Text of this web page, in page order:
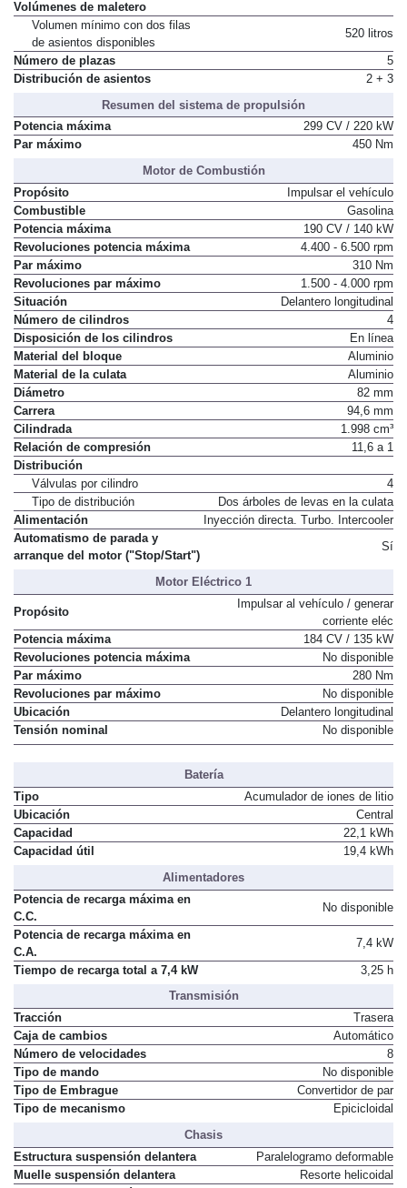
Volúmenes de maletero
Volumen mínimo con dos filas
de asientos disponibles
520 litros
Número de plazas
5
Distribución de asientos
2 + 3
Resumen del sistema de propulsión
Potencia máxima
299 CV / 220 kW
Par máximo
450 Nm
Motor de Combustión
Propósito
Impulsar el vehículo
Combustible
Gasolina
Potencia máxima
190 CV / 140 kW
Revoluciones potencia máxima
4.400 - 6.500 rpm
Par máximo
310 Nm
Revoluciones par máximo
1.500 - 4.000 rpm
Situación
Delantero longitudinal
Número de cilindros
4
Disposición de los cilindros
En línea
Material del bloque
Aluminio
Material de la culata
Aluminio
Diámetro
82 mm
Carrera
94,6 mm
Cilindrada
1.998 cm³
Relación de compresión
11,6 a 1
Distribución
Válvulas por cilindro
4
Tipo de distribución
Dos árboles de levas en la culata
Alimentación
Inyección directa. Turbo. Intercooler
Automatismo de parada y
arranque del motor ("Stop/Start")
Sí
Motor Eléctrico 1
Propósito
Impulsar al vehículo / generar
corriente eléc
Potencia máxima
184 CV / 135 kW
Revoluciones potencia máxima
No disponible
Par máximo
280 Nm
Revoluciones par máximo
No disponible
Ubicación
Delantero longitudinal
Tensión nominal
No disponible
Batería
Tipo
Acumulador de iones de litio
Ubicación
Central
Capacidad
22,1 kWh
Capacidad útil
19,4 kWh
Alimentadores
Potencia de recarga máxima en
C.C.
No disponible
Potencia de recarga máxima en
C.A.
7,4 kW
Tiempo de recarga total a 7,4 kW
3,25 h
Transmisión
Tracción
Trasera
Caja de cambios
Automático
Número de velocidades
8
Tipo de mando
No disponible
Tipo de Embrague
Convertidor de par
Tipo de mecanismo
Epicicloidal
Chasis
Estructura suspensión delantera
Paralelogramo deformable
Muelle suspensión delantera
Resorte helicoidal